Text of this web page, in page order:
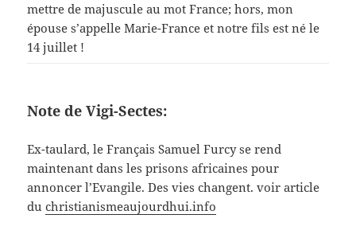
mettre de majuscule au mot France; hors, mon
épouse s’appelle Marie-France et notre fils est né le
14 juillet !
Note de Vigi-Sectes:
Ex-taulard, le Français Samuel Furcy se rend
maintenant dans les prisons africaines pour
annoncer l’Evangile. Des vies changent. voir article
duchristianismeaujourdhui.info